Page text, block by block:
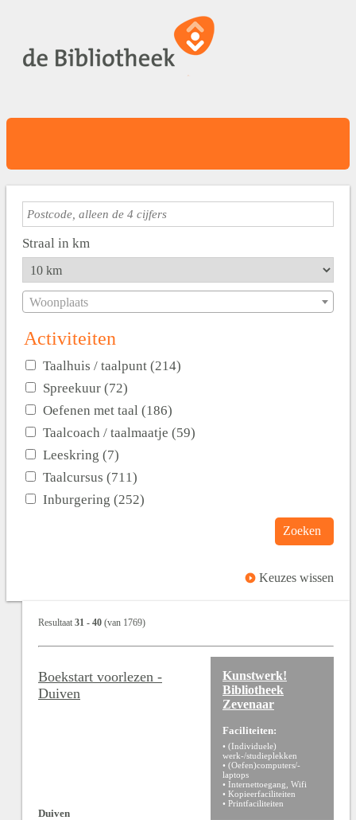
Straal in km
Woonplaats
Activiteiten
Taalhuis / taalpunt (214)
Spreekuur (72)
Oefenen met taal (186)
Taalcoach / taalmaatje (59)
Leeskring (7)
Taalcursus (711)
Inburgering (252)
Zoeken
Keuzes wissen
Resultaat 31 - 40 (van 1769)
Boekstart voorlezen -
Duiven
Duiven
Kunstwerk!
Bibliotheek
Zevenaar
Faciliteiten:
• (Individuele)
werk-/studieplekken
• (Oefen)computers/-
laptops
• Internettoegang, Wifi
• Kopieerfaciliteiten
• Printfaciliteiten